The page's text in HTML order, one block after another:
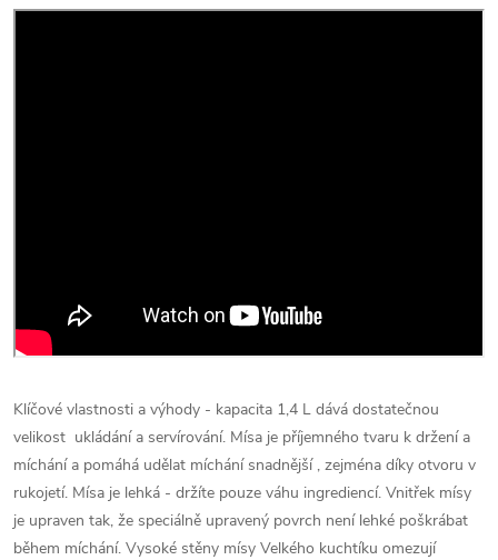
Klíčové vlastnosti a výhody - kapacita 1,4 L dává dostatečnou
velikost ukládání a servírování. Mísa je příjemného tvaru k držení a
míchání a pomáhá udělat míchání snadnější , zejména díky otvoru v
rukojetí. Mísa je lehká - držíte pouze váhu ingrediencí. Vnitřek mísy
je upraven tak, že speciálně upravený povrch není lehké poškrábat
během míchání. Vysoké stěny mísy Velkého kuchtíku omezují